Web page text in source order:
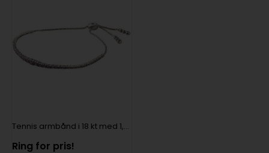
Tennis armbånd i 18 kt med 1,88 ct pink safir
Ring for pris!